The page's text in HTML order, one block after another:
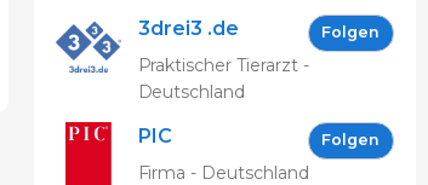
3drei3 .de Folgen
Praktischer Tierarzt -
Deutschland
PIC
Deutschland
Folgen
Firma - Deutschland